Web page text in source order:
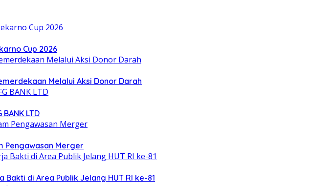
Cup 2026
Melalui Aksi Donor Darah
LTD
Pengawasan Merger
di Area Publik Jelang HUT RI ke-81